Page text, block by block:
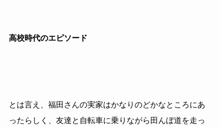
高校時代のエピソード
とは言え、福田さんの実家はかなりのどかなところにあ
ったらしく、友達と自転車に乗りながら田んぼ道を走っ